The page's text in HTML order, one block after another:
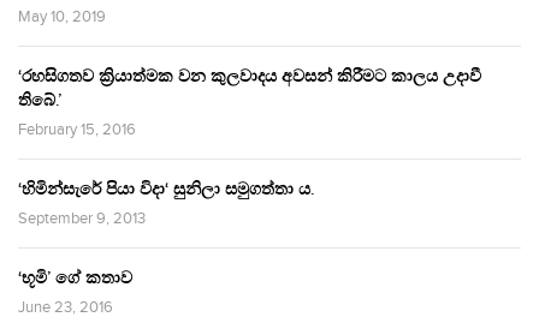
May 10, 2019
‘රහසිගතව ක්‍රියාත්මක වන කුලවාදය අවසන් කිරීමට කාලය උදාවී
තිබේ.’
February 15, 2016
‘හිමින්සැරේ පියා විදා‘ සුනිලා සමුගත්තා ය.
September 9, 2013
‘භූමි’ ගේ කතාව
June 23, 2016